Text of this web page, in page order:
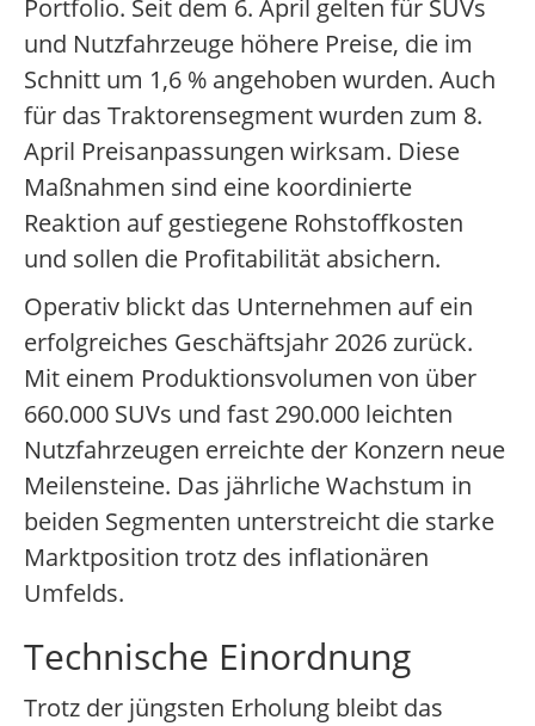
Portfolio. Seit dem 6. April gelten für SUVs
und Nutzfahrzeuge höhere Preise, die im
Schnitt um 1,6 % angehoben wurden. Auch
für das Traktorensegment wurden zum 8.
April Preisanpassungen wirksam. Diese
Maßnahmen sind eine koordinierte
Reaktion auf gestiegene Rohstoffkosten
und sollen die Profitabilität absichern.
Operativ blickt das Unternehmen auf ein
erfolgreiches Geschäftsjahr 2026 zurück.
Mit einem Produktionsvolumen von über
660.000 SUVs und fast 290.000 leichten
Nutzfahrzeugen erreichte der Konzern neue
Meilensteine. Das jährliche Wachstum in
beiden Segmenten unterstreicht die starke
Marktposition trotz des inflationären
Umfelds.
Technische Einordnung
Trotz der jüngsten Erholung bleibt das